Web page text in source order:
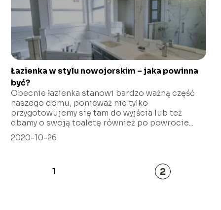
Łazienka w stylu nowojorskim – jaka powinna
być?
Obecnie łazienka stanowi bardzo ważną część
naszego domu, ponieważ nie tylko
przygotowujemy się tam do wyjścia lub też
dbamy o swoją toaletę również po powrocie...
2020-10-26
1 2